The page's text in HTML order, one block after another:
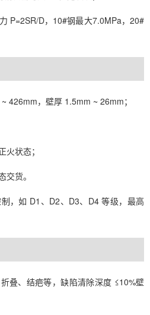
P=2SR/D，10#钢最大7.0MPa，20#
426mm，壁厚 1.5mm ~ 26mm；
状态；
货。
，如 D1、D2、D3、D4 等级，最高
叠、结疤等，缺陷清除深度 ≤10%壁